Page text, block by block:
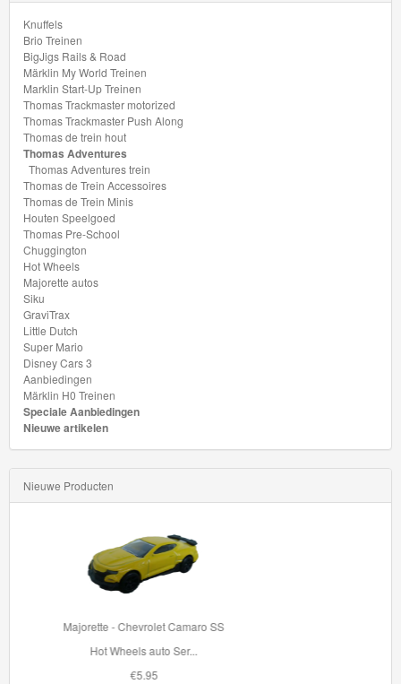
GraviTrax
Little
Dutch
Super
Mario
Disney
Cars
3
Aanbiedingen
Märklin
H0
Treinen
Knuffels
Brio Treinen
BigJigs Rails & Road
Märklin My World Treinen
Marklin Start-Up Treinen
Thomas Trackmaster motorized
Thomas Trackmaster Push Along
Thomas de trein hout
Thomas Adventures
Thomas Adventures trein
Thomas de Trein Accessoires
Thomas de Trein Minis
Houten Speelgoed
Thomas Pre-School
Chuggington
Hot Wheels
Majorette autos
Siku
GraviTrax
Little Dutch
Super Mario
Disney Cars 3
Aanbiedingen
Märklin H0 Treinen
Speciale Aanbiedingen
Nieuwe artikelen
Nieuwe Producten
33996 BRIO Container Kraan
Met de 33996 Contain...